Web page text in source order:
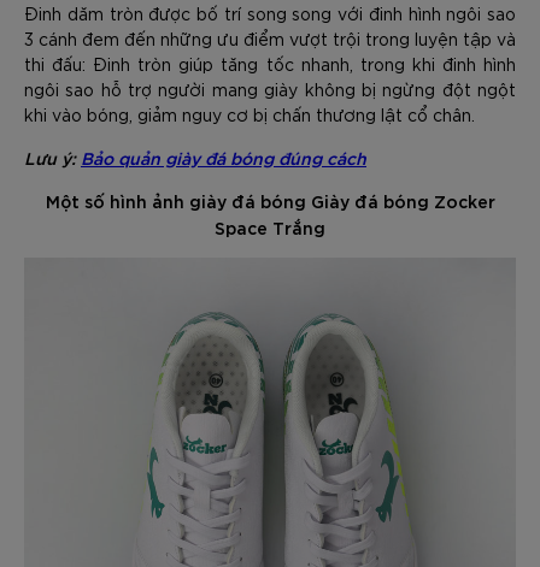
Đinh dăm tròn được bố trí song song với đinh hình ngôi sao
3 cánh đem đến những ưu điểm vượt trội trong luyện tập và
thi đấu: Đinh tròn giúp tăng tốc nhanh, trong khi đinh hình
ngôi sao hỗ trợ người mang giày không bị ngừng đột ngột
khi vào bóng, giảm nguy cơ bị chấn thương lật cổ chân.
Lưu ý: Bảo quản giày đá bóng đúng cách
Một số hình ảnh giày đá bóng Giày đá bóng Zocker
Space Trắng